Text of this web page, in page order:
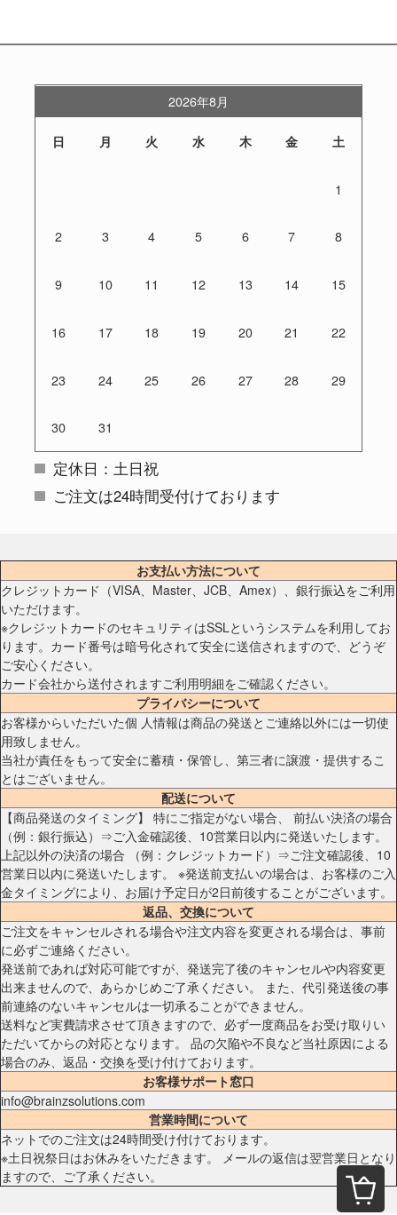
2026年8月
日 月 火 水 木 金 土
1
2 3 4 5 6 7 8
9 10 11 12 13 14 15
16 17 18 19 20 21 22
23 24 25 26 27 28 29
30 31
定休日：土日祝
ご注文は24時間受付けております
お支払い方法について
クレジットカード（VISA、Master、JCB、Amex）、銀行振込をご利用
いただけます。
※クレジットカードのセキュリティはSSLというシステムを利用してお
ります。カード番号は暗号化されて安全に送信されますので、どうぞ
ご安心ください。
カード会社から送付されますご利用明細をご確認ください。
プライバシーについて
お客様からいただいた個 人情報は商品の発送とご連絡以外には一切使
用致しません。
当社が責任をもって安全に蓄積・保管し、第三者に譲渡・提供するこ
とはございません。
配送について
【商品発送のタイミング】 特にご指定がない場合、 前払い決済の場合
（例：銀行振込）⇒ご入金確認後、10営業日以内に発送いたします。
上記以外の決済の場合 （例：クレジットカード）⇒ご注文確認後、10
営業日以内に発送いたします。 ※発送前支払いの場合は、お客様のご入
金タイミングにより、お届け予定日が2日前後することがございます。
返品、交換について
ご注文をキャンセルされる場合や注文内容を変更される場合は、事前
に必ずご連絡ください。
発送前であれば対応可能ですが、発送完了後のキャンセルや内容変更
出来ませんので、あらかじめご了承ください。 また、代引発送後の事
前連絡のないキャンセルは一切承ることができません。
送料など実費請求させて頂きますので、必ず一度商品をお受け取りい
ただいてからの対応となります。 品の欠陥や不良など当社原因による
場合のみ、返品・交換を受け付けております。
お客様サポート窓口
info@brainzsolutions.com
営業時間について
ネットでのご注文は24時間受け付けております。
※土日祝祭日はお休みをいただきます。 メールの返信は翌営業日となり
ますので、ご了承ください。